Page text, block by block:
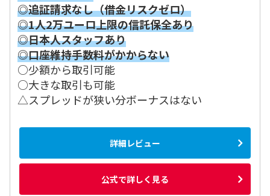
◎追証請求なし（借金リスクゼロ）
◎1人2万ユーロ上限の信託保全あり
◎日本人スタッフあり
◎口座維持手数料がかからない
○少額から取引可能
○大きな取引も可能
△スプレッドが狭い分ボーナスはない
詳細レビュー
公式で詳しく見る